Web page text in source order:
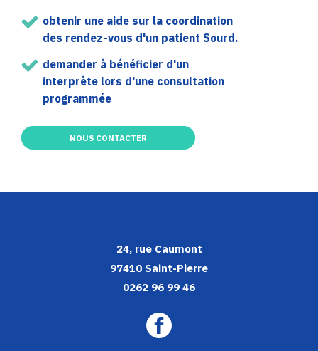
obtenir une aide sur la coordination
des rendez-vous d'un patient Sourd.
demander à bénéficier d'un
interprète lors d'une consultation
programmée
NOUS CONTACTER
24, rue Caumont
97410 Saint-Pierre
0262 96 99 46